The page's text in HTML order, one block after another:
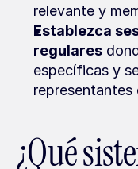
relevante y
Establezca
regulares
específicas y
representantes
¿Qué